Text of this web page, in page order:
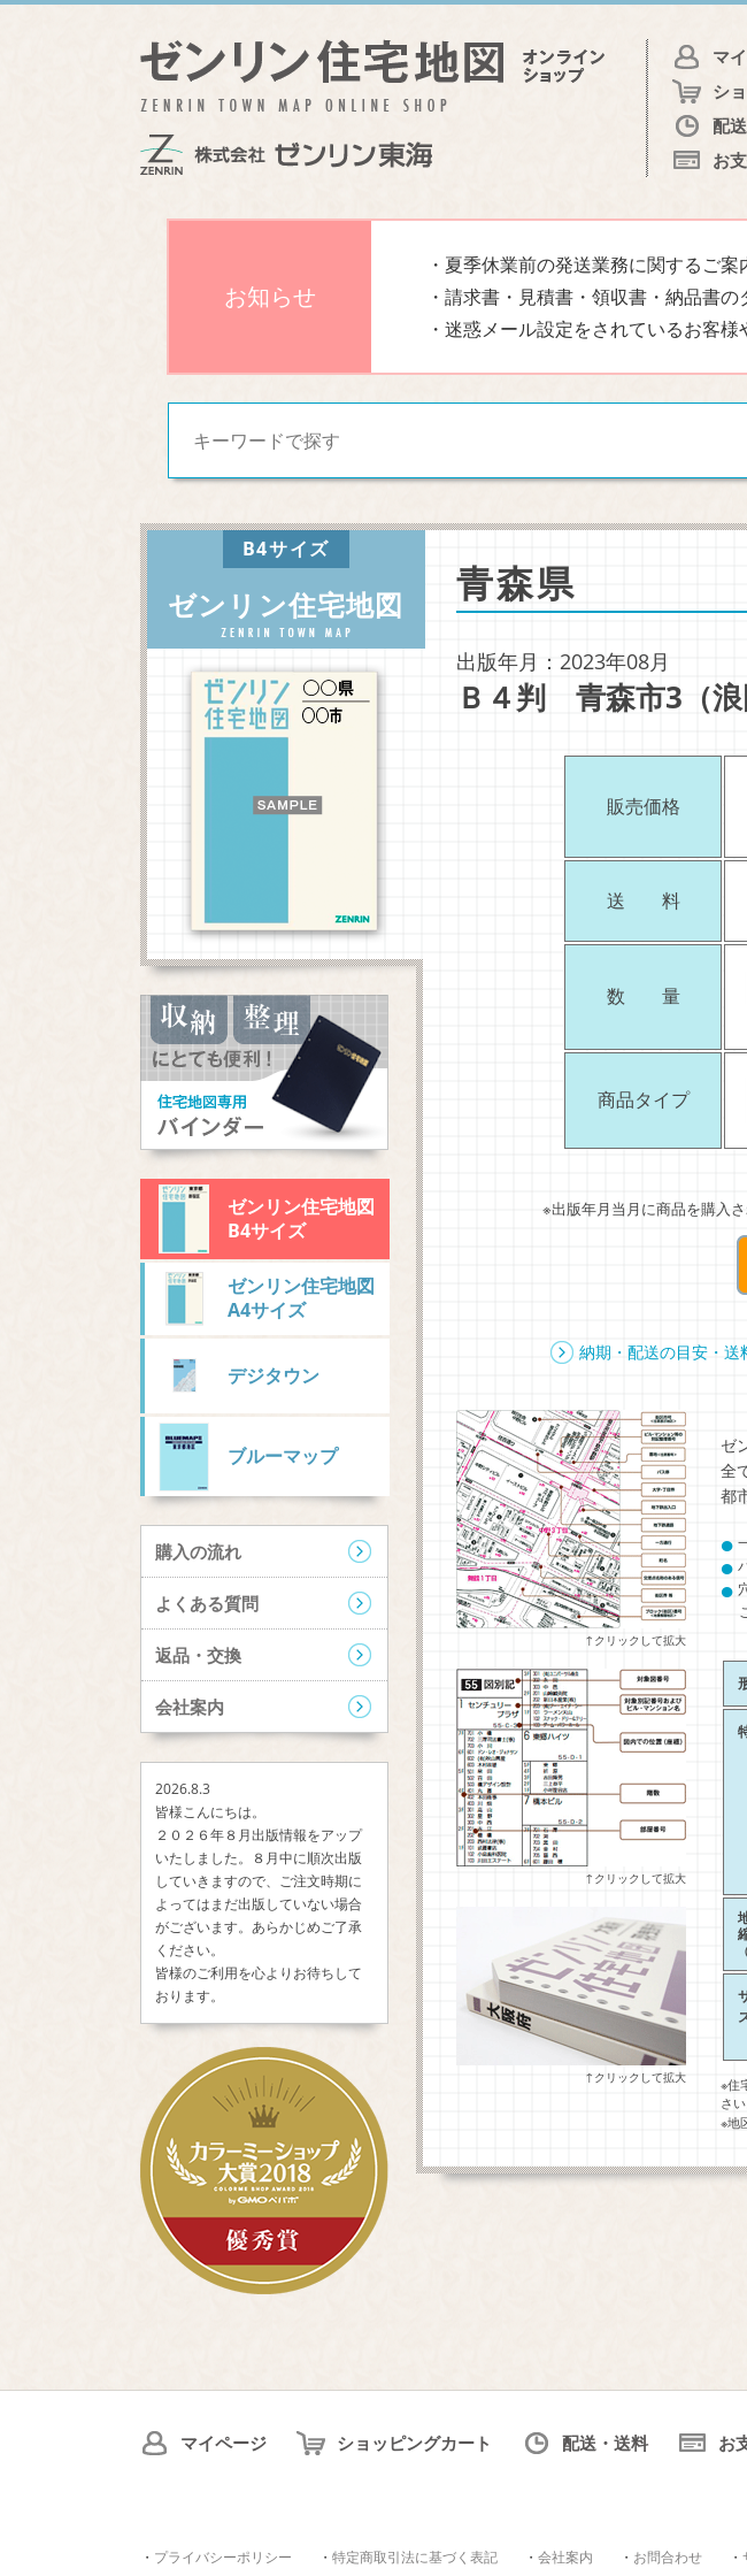
マ
シ
配
お
お知らせ
・夏季休業前の発送業務に関するご
・請求書・見積書・領収書・納品書
・迷惑メール設定をされているお客
B4サイズ
ゼンリン住宅地図
ゼンリン住宅地図
B4サイズ
ゼンリン住宅地図
A4サイズ
デジタウン
ブルーマップ
購入の流れ
よくある質問
返品・交換
会社案内
2026.8.3
皆様こんにちは。
２０２６年８月出版情報をアップ
いたしました。８月中に順次出版
していきますので、ご注文時期に
よってはまだ出版していない場合
がございます。あらかじめご了承
ください。
皆様のご利用を心よりお待ちして
おります。
青森県
出版年月：2023年08月
Ｂ４判 青森市3（
販売価格
送 料
数 量
商品タイプ
※出版年月当月に商品を購入
納期・配送の目安・送
↑クリックして拡大
↑クリックして拡大
↑クリックして拡大
ゼ
全
都
●
●
●
※住
さい
※地
マイページ ショッピングカート 配送・送料 お
・ プライバシーポリシー ・ 特定商取引法に基づく表記 ・ 会社案内 ・ お問合わせ ・